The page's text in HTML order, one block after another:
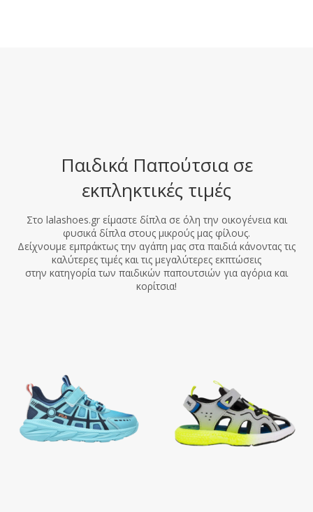
Παιδικά Παπούτσια σε
εκπληκτικές τιμές
Στο lalashoes.gr είμαστε δίπλα σε όλη την οικογένεια και
φυσικά δίπλα στους μικρούς μας φίλους.
Δείχνουμε εμπράκτως την αγάπη μας στα παιδιά κάνοντας τις
καλύτερες τιμές και τις μεγαλύτερες εκπτώσεις
στην κατηγορία των παιδικών παπουτσιών για αγόρια και
κορίτσια!